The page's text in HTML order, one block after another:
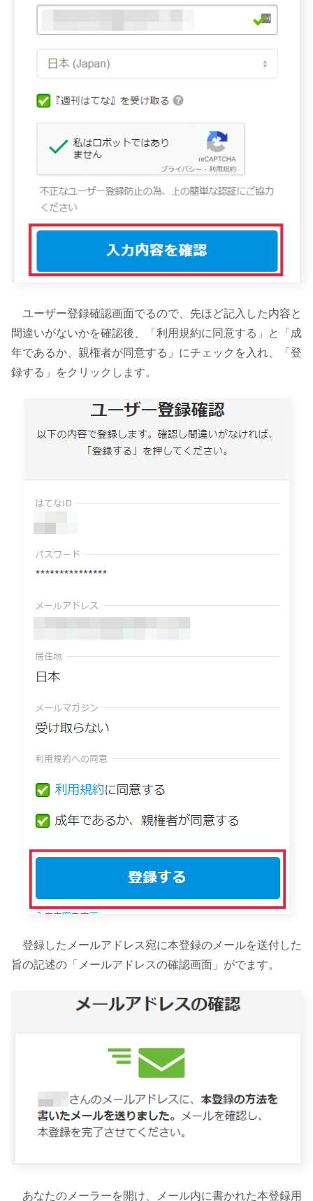
ユーザー登録確認画面でるので、先ほど記入した内容と
間違いがないかを確認後、「利用規約に同意する」と「成
年であるか、親権者が同意する」にチェックを入れ、「登
録する」をクリックします。
登録したメールアドレス宛に本登録のメールを送付した
旨の記述の「メールアドレスの確認画面」がでます。
あなたのメーラーを開け、メール内に書かれた本登録用